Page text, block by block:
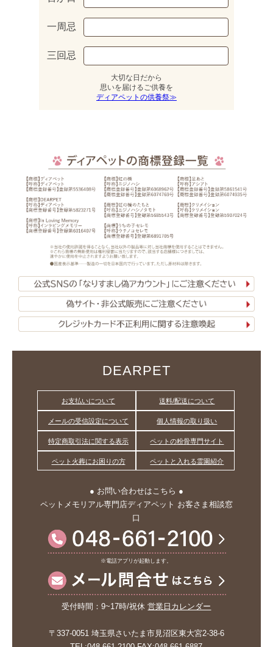
DEARPET
お支払いについて 送料/配送について
メールの受信設定について 個人情報の取り扱い
特定商取引法に関する表示 ペットの粉骨専門サイト
ペット火葬にお困りの方 ペットと入れる霊園紹介
● お問い合わせはこちら ●
ペットメモリアル専門店ディアペット お客さま相談窓
口
※電話アプリが起動します。
受付時間：9~17時/祝休営業日カレンダー
〒337-0051 埼玉県さいたま市見沼区東大宮2-38-6